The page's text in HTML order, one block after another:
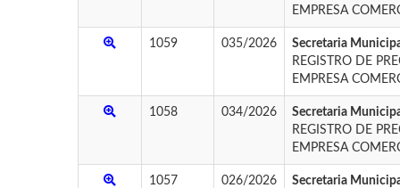
EMPRESA
1059 035/2026
Secretaria
REGISTRO DE
EMPRESA
1058 034/2026
Secretaria
REGISTRO DE
EMPRESA
1057 026/2026
Secretaria